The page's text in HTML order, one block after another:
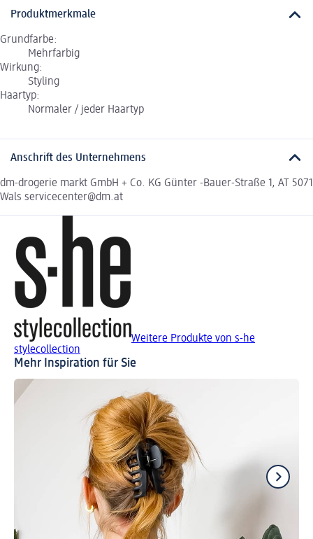
Produktmerkmale
Grundfarbe:
Mehrfarbig
Wirkung:
Styling
Haartyp:
Normaler / jeder Haartyp
Anschrift des Unternehmens
dm-drogerie markt GmbH + Co. KG Günter -Bauer-Straße 1, AT 5071
Wals servicecenter@dm.at
Weitere Produkte von s-he
stylecollection
Mehr Inspiration für Sie